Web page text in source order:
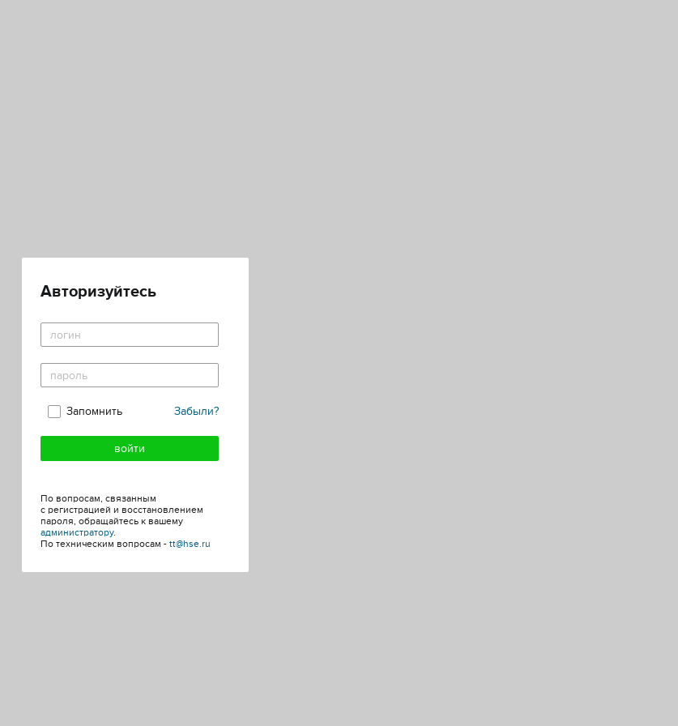
Авторизуйтесь
Забыли?
Запомнить
По вопросам, связанным
с регистрацией и восстановлением
пароля, обращайтесь к вашему
администратору.
По техническим вопросам - tt@hse.ru